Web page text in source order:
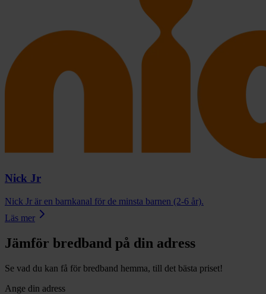
Nick Jr
Nick Jr är en barnkanal för de minsta barnen (2-6 år).
Läs mer
Jämför bredband på din adress
Se vad du kan få för bredband hemma, till det bästa priset!
Ange din adress